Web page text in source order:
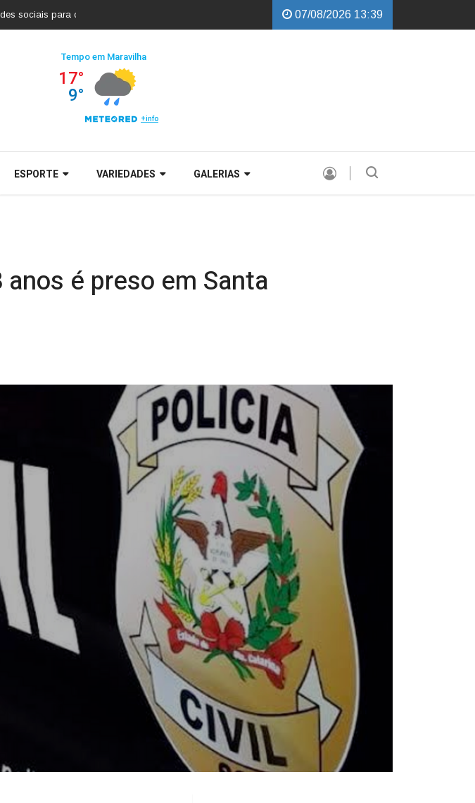
para crianças e adolescentes | Cobalchini garante instalação de Comissão Especial para avaliar a PEC
07/08/2026 13:39
ESPORTE VARIEDADES GALERIAS
é preso em Santa